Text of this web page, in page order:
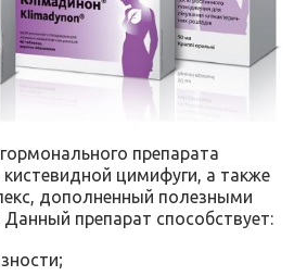
препарата
кистевидной цимифуги, а также
дополненный полезными
препарат способствует: